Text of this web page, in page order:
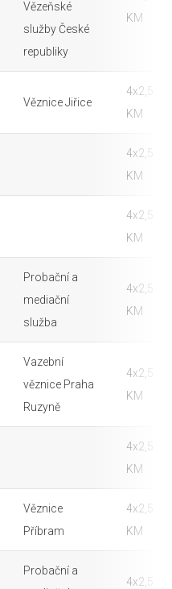
Vězeňské
služby České
republiky
KM
Věznice Jiřice
4x2,5
KM
4x2,5
KM
4x2,5
KM
Probační a
mediační
služba
4x2,5
KM
Vazební
věznice Praha
Ruzyně
4x2,5
KM
4x2,5
KM
Věznice
Příbram
4x2,5
KM
Probační a
4x2,5